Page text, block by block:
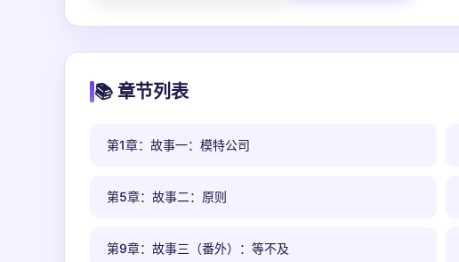
📚 章节列表
第1章：故事一：模特公司
第5章：故事二：原则
第9章：故事三（番外）：等不及